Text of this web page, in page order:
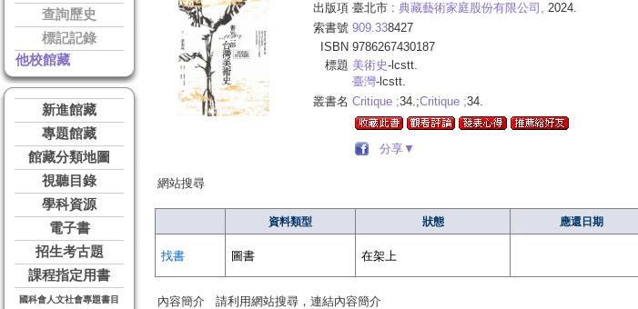
查詢歷史
標記記錄
他校館藏
新進館藏
專題館藏
館藏分類地圖
視聽目錄
學科資源
電子書
招生考古題
課程指定用書
國科會人文社會專題書目
出版項 臺北市 : 典藏藝術家庭股份有限公司, 2024.
索書號 909.338427
ISBN 9786267430187
標題 美術史-lcstt.
臺灣-lcstt.
叢書名 Critique ;34.;Critique ;34.
分享▼
網站搜尋
資料類型 狀態 應還日期
找書 圖書 在架上
內容簡介 請利用網站搜尋，連結內容簡介